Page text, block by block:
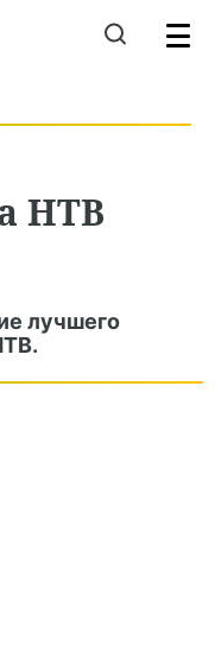
НТВ
лучшего